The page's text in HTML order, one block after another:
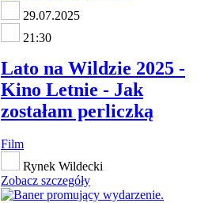
29.07.2025
21:30
Lato na Wildzie 2025 -
Kino Letnie - Jak
zostałam perliczką
Film
Rynek Wildecki
Zobacz szczegóły